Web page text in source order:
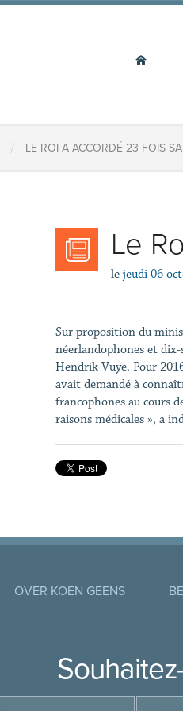
/ LE ROI A ACCORDÉ 23 FOIS
Le
le jeudi 06
Sur proposition du
néerlandophones et
Hendrik Vuye. Pour
avait demandé à
francophones au cours
raisons médicales », a
OVER KOEN GEENS